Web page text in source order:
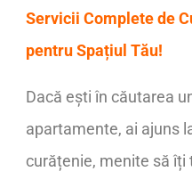
Servicii Complete de
pentru Spațiul Tău!
Dacă ești în căutarea
apartamente, ai ajuns
curățenie, menite să